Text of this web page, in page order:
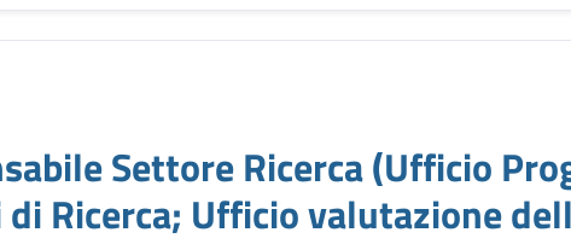
Settore Ricerca (Ufficio
Ricerca; Ufficio valutazione